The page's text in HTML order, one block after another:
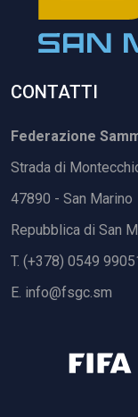
CONTATTI
Federazione
Strada di
47890 - San Marino
Repubblica di San
T. (+378) 0549
E. info@fsgc.sm